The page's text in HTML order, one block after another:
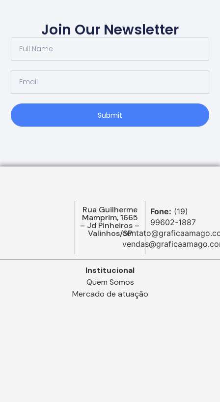
Join Our Newsletter
Submit
Rua Guilherme
Mamprim, 1665
– Jd Pinheiros –
Valinhos/SP
Fone: (19)
99602-1887
Institucional
Quem Somos
Mercado de atuação